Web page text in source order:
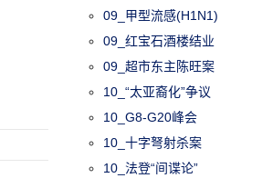
09_甲型流感(H1N1)
09_红宝石酒楼结业
09_超市东主陈旺案
10_“太亚裔化”争议
10_G8-G20峰会
10_十字弩射杀案
10_法登“间谍论”